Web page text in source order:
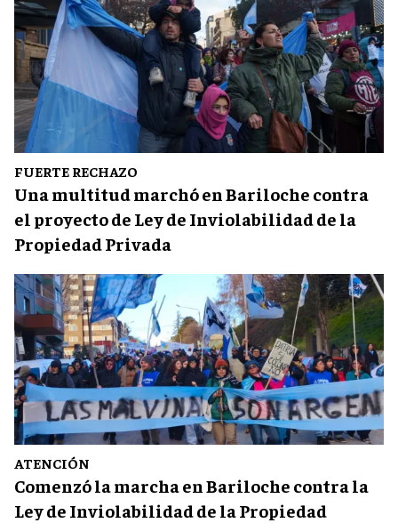
FUERTE RECHAZO
Una multitud marchó en Bariloche contra
el proyecto de Ley de Inviolabilidad de la
Propiedad Privada
ATENCIÓN
Comenzó la marcha en Bariloche contra la
Ley de Inviolabilidad de la Propiedad